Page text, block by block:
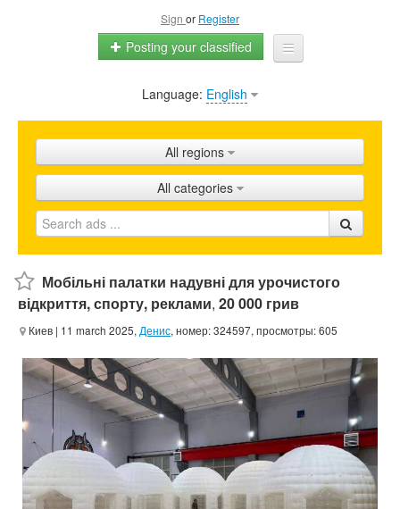
Sign or Register
Posting your classified
Home
Shops
Promotion
FAQ
Blog
Language: English
All regions
All categories
Мобільні палатки надувні для урочистого
відкриття, спорту, реклами, 20 000 грив
Киев | 11 march 2025, Денис, номер: 324597, просмотры: 605